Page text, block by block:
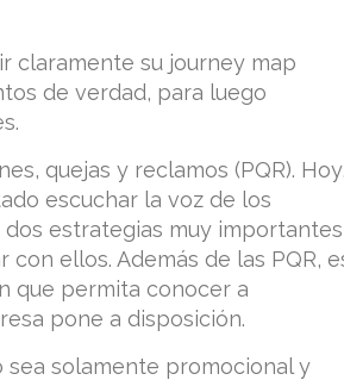
claramente su journey map
de verdad, para luego
quejas y reclamos (PQR).
escuchar la voz de los
estrategias muy importantes
ellos. Además de las PQR,
que permita conocer a
pone a disposición.
solamente promocional y